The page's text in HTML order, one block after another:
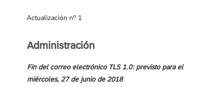
Actualización nº 1
Administración
Fin del correo electrónico TLS 1.0: previsto para el
miércoles, 27 de junio de 2018